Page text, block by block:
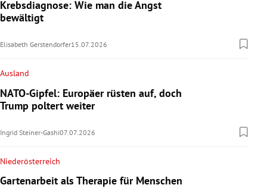
Krebsdiagnose: Wie man die Angst
bewältigt
Elisabeth Gerstendorfer15.07.2026
Ausland
NATO-Gipfel: Europäer rüsten auf, doch
Trump poltert weiter
Ingrid Steiner-Gashi07.07.2026
Niederösterreich
Gartenarbeit als Therapie für Menschen